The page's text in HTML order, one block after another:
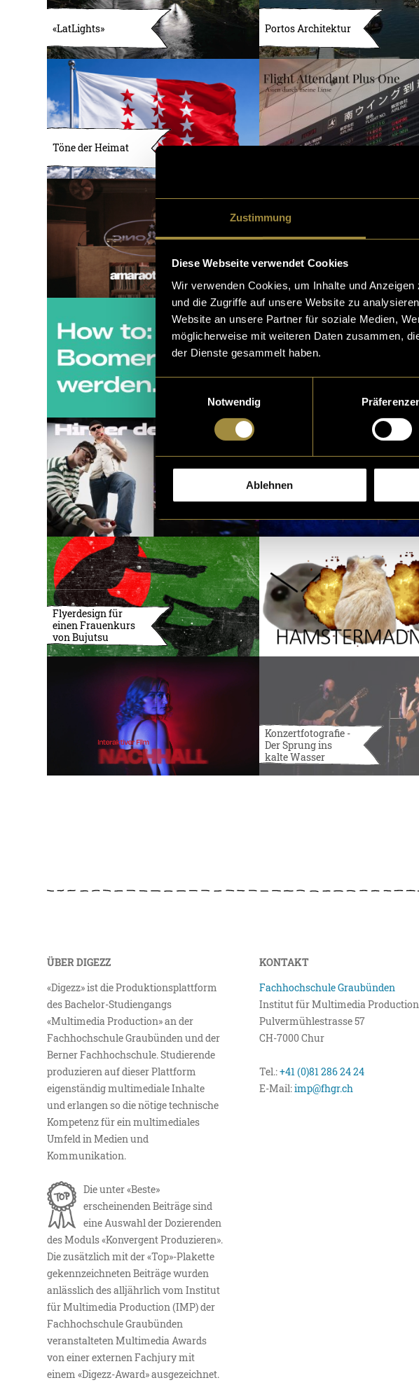
Zustimmung
Diese Webseite verwendet Cookies
Wir verwenden Cookies, um Inhalte und
und die Zugriffe auf unsere Website zu
Website an unsere Partner für soziale Medien,
möglicherweise mit weiteren Daten zusammen,
der Dienste gesammelt haben.
Notwendig
Ablehnen
«LatLights» Portos Architektur
Töne der Heimat
Flyerdesign für
einen Frauenkurs
von Bujutsu
Konzertfotografie -
Der Sprung ins
kalte Wasser
ÜBER DIGEZZ
«Digezz» ist die Produktionsplattform
des Bachelor-Studiengangs
«Multimedia Production» an der
Fachhochschule Graubünden und der
Berner Fachhochschule. Studierende
produzieren auf dieser Plattform
eigenständig multimediale Inhalte
und erlangen so die nötige technische
Kompetenz für ein multimediales
Umfeld in Medien und
Kommunikation.
Die unter «Beste»
erscheinenden Beiträge sind
eine Auswahl der Dozierenden
des Moduls «Konvergent Produzieren».
Die zusätzlich mit der «Top»-Plakette
gekennzeichneten Beiträge wurden
anlässlich des alljährlich vom Institut
für Multimedia Production (IMP) der
Fachhochschule Graubünden
veranstalteten Multimedia Awards
von einer externen Fachjury mit
einem «Digezz-Award» ausgezeichnet.
KONTAKT
Fachhochschule Graubünden
Institut für Multimedia Production
Pulvermühlestrasse 57
CH-7000 Chur
Tel.:+41 (0)81 286 24 24
E-Mail:imp@fhgr.ch